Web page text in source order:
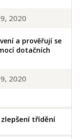
2020
a prověřují se
dotačních
2020
třídění